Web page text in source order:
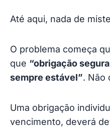
Até aqui, nada de
O problema começa
que “obrigação
sempre estável”. Não
Uma obrigação
vencimento, deverá